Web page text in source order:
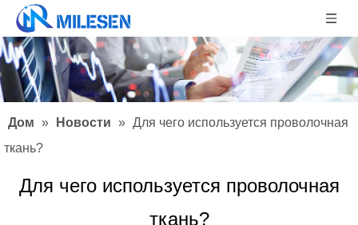
Дом » Новости » Для чего используется проволочная
ткань?
Для чего используется проволочная
ткань?